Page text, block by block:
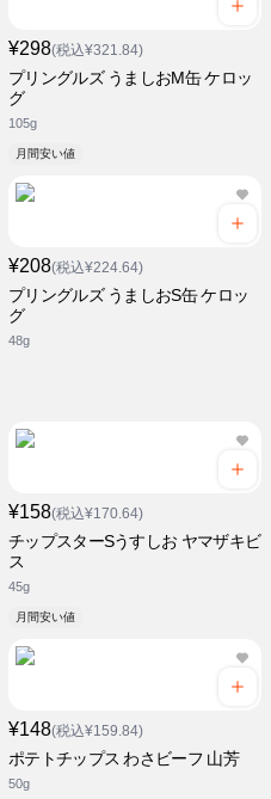
¥298(税込¥321.84)
プリングルズ うましおM缶 ケロッ
グ
105g
月間安い値
¥208(税込¥224.64)
プリングルズ うましおS缶 ケロッ
グ
48g
¥158(税込¥170.64)
チップスターSうすしお ヤマザキビ
ス
45g
月間安い値
¥148(税込¥159.84)
ポテトチップス わさビーフ 山芳
50g